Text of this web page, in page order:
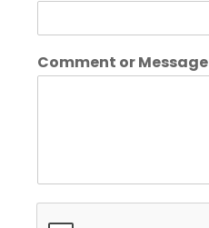
Comment or Message